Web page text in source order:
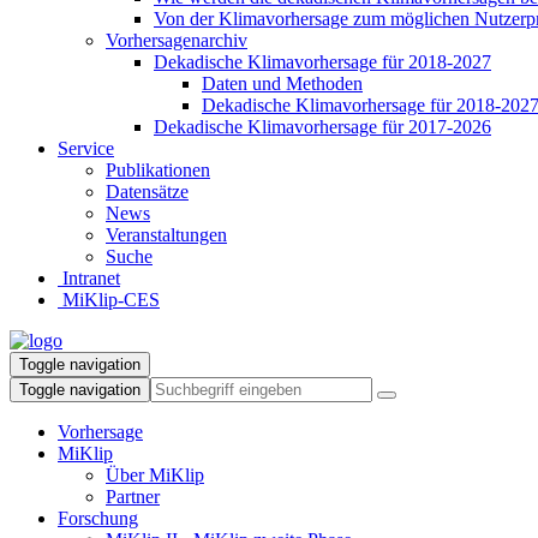
Von der Klimavorhersage zum möglichen
Vorhersagenarchiv
Dekadische Klimavorhersage für 2018-2027
Daten und Methoden
Dekadische Klimavorhersage für 2018-2027
Dekadische Klimavorhersage für 2017-2026
Service
Publikationen
Datensätze
News
Veranstaltungen
Suche
Intranet
MiKlip-CES
Toggle navigation
Toggle navigation
Vorhersage
MiKlip
Über MiKlip
Partner
Forschung